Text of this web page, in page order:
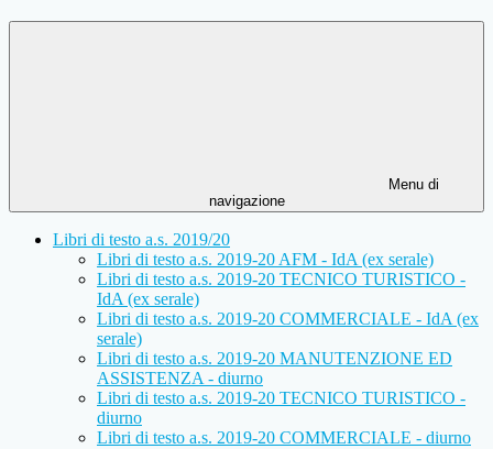
Menu di
navigazione
Libri di testo a.s. 2019/20
Libri di testo a.s. 2019-20 AFM - IdA (ex serale)
Libri di testo a.s. 2019-20 TECNICO TURISTICO -
IdA (ex serale)
Libri di testo a.s. 2019-20 COMMERCIALE - IdA (ex
serale)
Libri di testo a.s. 2019-20 MANUTENZIONE ED
ASSISTENZA - diurno
Libri di testo a.s. 2019-20 TECNICO TURISTICO -
diurno
Libri di testo a.s. 2019-20 COMMERCIALE - diurno